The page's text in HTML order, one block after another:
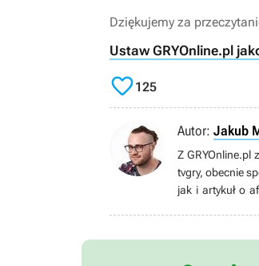
Dziękujemy za
Ustaw GRYOnline.pl
125
Autor: Jakub
Z GRYOnline.pl
tvgry, obecnie
jak i artykuł o
wszystkiego, co